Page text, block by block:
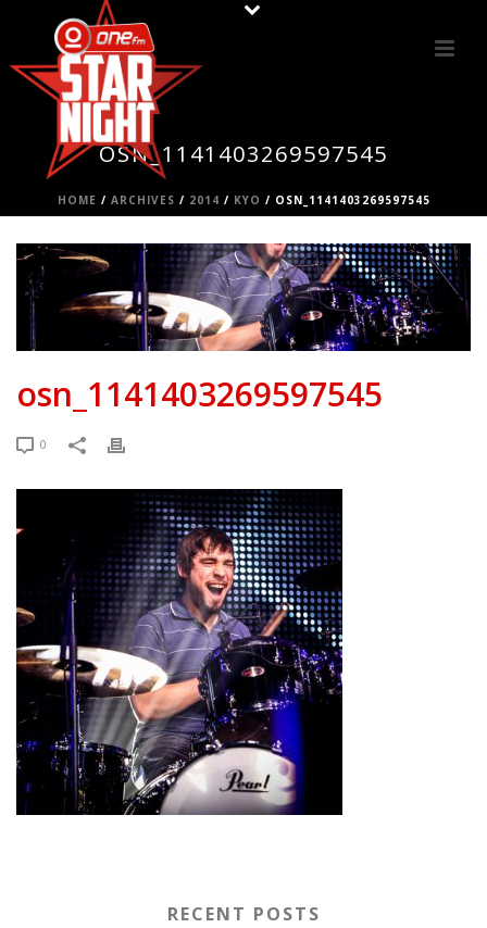
OSN_1141403269597545
HOME / ARCHIVES / 2014 / KYO / OSN_1141403269597545
osn_1141403269597545
0
RECENT POSTS